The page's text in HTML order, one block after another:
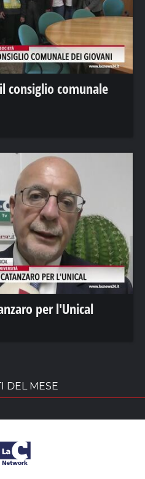
consiglio comunale
per l'Unical
DEL MESE